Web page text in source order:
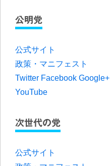
公明党
公式サイト
政策・マニフェスト
Twitter Facebook Google+
YouTube
次世代の党
公式サイト